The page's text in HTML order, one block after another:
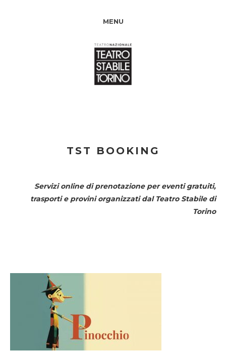
MENU
TST BOOKING
Servizi online di prenotazione per eventi gratuiti,
trasporti e provini organizzati dal Teatro Stabile di
Torino